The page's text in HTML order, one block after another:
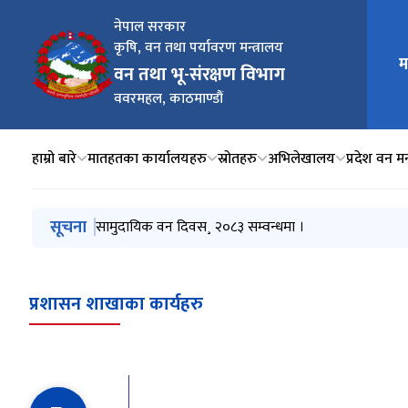
नेपाल सरकार
कृषि, वन तथा पर्यावरण मन्त्रालय
वन तथा भू-संरक्षण विभाग
ववरमहल, काठमाण्डौं
मुख्य
हाम्रो बारे मातहतका कार्यालयहरु स्रोतहरु अभिलेखालय प्रदेश वन
मुख्य नेभिगेसनमा जानुहोस्
सूचना सामुदायिक वन दिवस¸ २०८३ सम्वन्धमा ।
प्रशासन शाखाका कार्यहरु